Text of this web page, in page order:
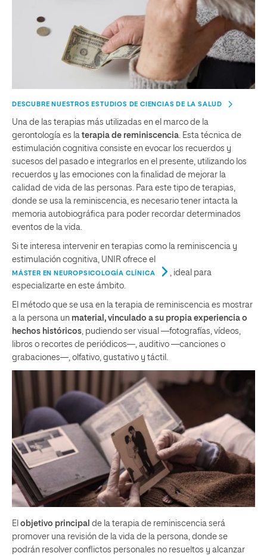
DESCUBRE NUESTROS ESTUDIOS DE CIENCIAS DE LA SALUD
Una de las terapias más utilizadas en el marco de la
gerontología es la terapia de reminiscencia . Esta técnica de
estimulación cognitiva consiste en evocar los recuerdos y
sucesos del pasado e integrarlos en el presente, utilizando los
recuerdos y las emociones con la finalidad de mejorar la
calidad de vida de las personas. Para este tipo de terapias,
donde se usa la reminiscencia, es necesario tener intacta la
memoria autobiográfica para poder recordar determinados
eventos de la vida.
Si te interesa intervenir en terapias como la reminiscencia y
estimulación cognitiva, UNIR ofrece el
MÁSTER EN NEUROPSICOLOGÍA CLÍNICA
, ideal para
especializarte en este ámbito.
El método que se usa en la terapia de reminiscencia es mostrar
a la persona un material, vinculado a su propia experiencia o
hechos históricos , pudiendo ser visual —fotografías, vídeos,
libros o recortes de periódicos—, auditivo —canciones o
grabaciones—, olfativo, gustativo y táctil.
El objetivo principal de la terapia de reminiscencia será
promover una revisión de la vida de la persona, donde se
podrán resolver conflictos personales no resueltos y alcanzar